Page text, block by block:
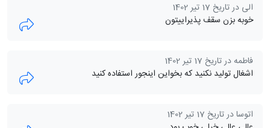
الی در تاریخ 17 تیر 1402
خوبه بزن سقف پذیراییتون
فاطمه در تاریخ 17 تیر 1402
اشغال تولید نکنید که بخواین اینجور استفاده کنید
اتوسا در تاریخ 17 تیر 1402